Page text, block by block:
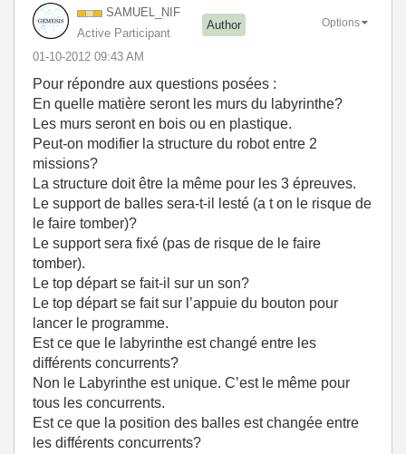
SAMUEL_NIF
Active Participant
Author
‎01-10-2012 09:43 AM
Options
Pour répondre aux questions posées :
En quelle matière seront les murs du labyrinthe?
Les murs seront en bois ou en plastique.
Peut-on modifier la structure du robot entre 2
missions?
La structure doit être la même pour les 3 épreuves.
Le support de balles sera-t-il lesté (a t on le risque de
le faire tomber)?
Le support sera fixé (pas de risque de le faire
tomber).
Le top départ se fait-il sur un son?
Le top départ se fait sur l’appuie du bouton pour
lancer le programme.
Est ce que le labyrinthe est changé entre les
différents concurrents?
Non le Labyrinthe est unique. C’est le même pour
tous les concurrents.
Est ce que la position des balles est changée entre
les différents concurrents?